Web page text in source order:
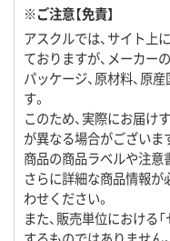
※ご注意【免責】
アスクルでは、サイト上
ておりますが、メーカー
パッケージ、原材料、原
す。
このため、実際にお届け
が異なる場合がございま
商品の商品ラベルや注意
さらに詳細な商品情報が
わせください。
また、販売単位における